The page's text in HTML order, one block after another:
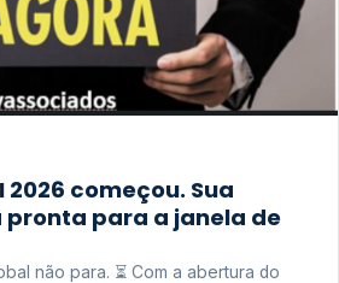
começou. Sua
para a janela de
⏳ Com a abertura do